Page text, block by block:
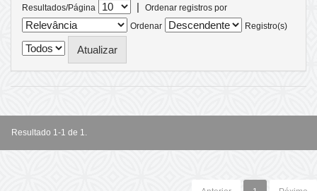
Resultados/Página |
Ordenar registros por
Ordenar
Registro(s)
Resultado 1-1 de 1.